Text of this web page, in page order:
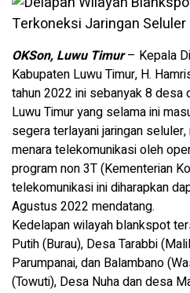
OKSon, Luwu Timur– Kepala
Kabupaten Luwu Timur, H.
tahun 2022 ini sebanyak 8 desa
Luwu Timur yang selama ini
segera terlayani jaringan
menara telekomunikasi oleh
program non 3T (Kementerian
telekomunikasi ini diharapkan
Agustus 2022 mendatang.
Kedelapan wilayah blankspot
Putih (Burau), Desa Tarabbi
Parumpanai, dan Balambano
(Towuti), Desa Nuha dan desa